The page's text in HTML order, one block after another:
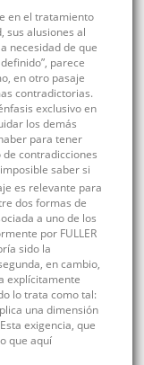
en el tratamiento
sus alusiones al
necesidad de que
parece
en otro pasaje
contradictorias.
exclusivo en
los demás
para tener
contradicciones
saber si
es relevante para
dos formas de
a uno de los
por FULLER
sido la
en cambio,
explícitamente
lo trata como tal:
una dimensión
exigencia, que
que aquí